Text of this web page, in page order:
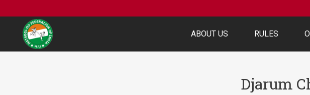
ABOUT US RULES
Djarum